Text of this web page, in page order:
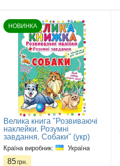
НОВИНКА
Велика книга "Розвиваючі
наклейки. Розумні
завдання. Собаки" (укр)
Країна виробник: Україна
85грн.